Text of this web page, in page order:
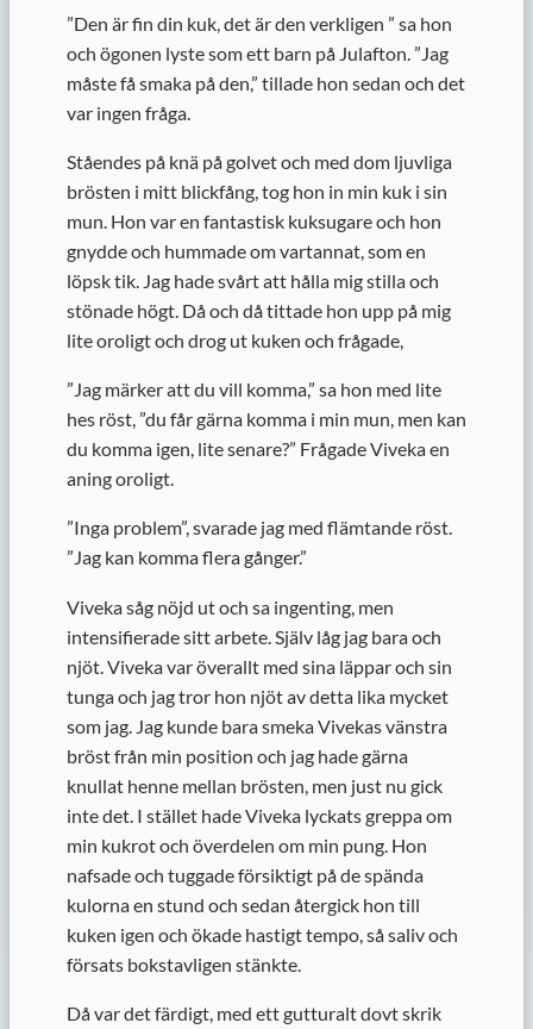
”Den är fin din kuk, det är den verkligen ” sa hon
och ögonen lyste som ett barn på Julafton. ”Jag
måste få smaka på den,” tillade hon sedan och det
var ingen fråga.
Ståendes på knä på golvet och med dom ljuvliga
brösten i mitt blickfång, tog hon in min kuk i sin
mun. Hon var en fantastisk kuksugare och hon
gnydde och hummade om vartannat, som en
löpsk tik. Jag hade svårt att hålla mig stilla och
stönade högt. Då och då tittade hon upp på mig
lite oroligt och drog ut kuken och frågade,
”Jag märker att du vill komma,” sa hon med lite
hes röst, ”du får gärna komma i min mun, men kan
du komma igen, lite senare?” Frågade Viveka en
aning oroligt.
”Inga problem”, svarade jag med flämtande röst.
”Jag kan komma flera gånger.”
Viveka såg nöjd ut och sa ingenting, men
intensifierade sitt arbete. Själv låg jag bara och
njöt. Viveka var överallt med sina läppar och sin
tunga och jag tror hon njöt av detta lika mycket
som jag. Jag kunde bara smeka Vivekas vänstra
bröst från min position och jag hade gärna
knullat henne mellan brösten, men just nu gick
inte det. I stället hade Viveka lyckats greppa om
min kukrot och överdelen om min pung. Hon
nafsade och tuggade försiktigt på de spända
kulorna en stund och sedan återgick hon till
kuken igen och ökade hastigt tempo, så saliv och
försats bokstavligen stänkte.
Då var det färdigt, med ett gutturalt dovt skrik